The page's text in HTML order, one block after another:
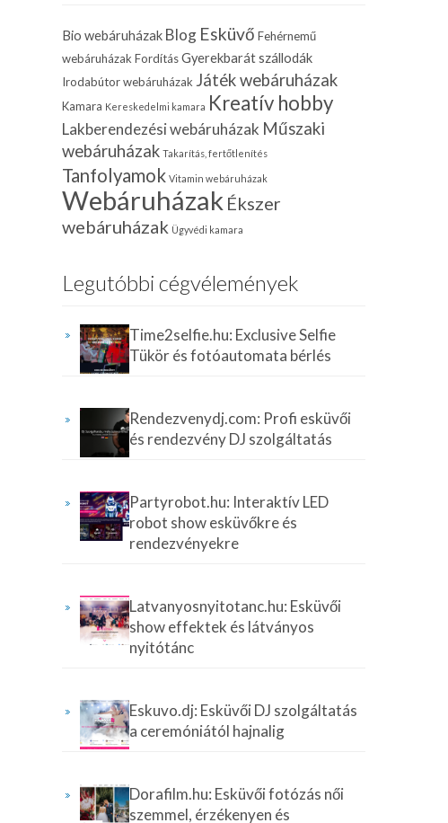
Bio webáruházak Blog Esküvő Fehérnemű
webáruházak FordításGyerekbarát szállodák
Irodabútor webáruházak Játék webáruházak
Kamara Kereskedelmi kamara Kreatív hobby
Lakberendezési webáruházak Műszaki
webáruházak Takarítás, fertőtlenítés
Tanfolyamok Vitamin webáruházak
Webáruházak Ékszer
webáruházak Ügyvédi kamara
Legutóbbi cégvélemények
Time2selfie.hu: Exclusive Selfie
Tükör és fotóautomata bérlés
Rendezvenydj.com: Profi esküvői
és rendezvény DJ szolgáltatás
Partyrobot.hu: Interaktív LED
robot show esküvőkre és
rendezvényekre
Latvanyosnyitotanc.hu: Esküvői
show effektek és látványos
nyitótánc
Eskuvo.dj: Esküvői DJ szolgáltatás
a ceremóniától hajnalig
Dorafilm.hu: Esküvői fotózás női
szemmel, érzékenyen és